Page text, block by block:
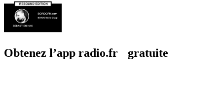
Obtenez l’app radio.fr gratuite